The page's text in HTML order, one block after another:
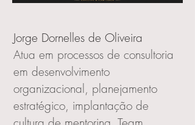
Jorge Dornelles de Oliveira
Atua em processos de consultoria
em desenvolvimento
organizacional, planejamento
estratégico, implantação de